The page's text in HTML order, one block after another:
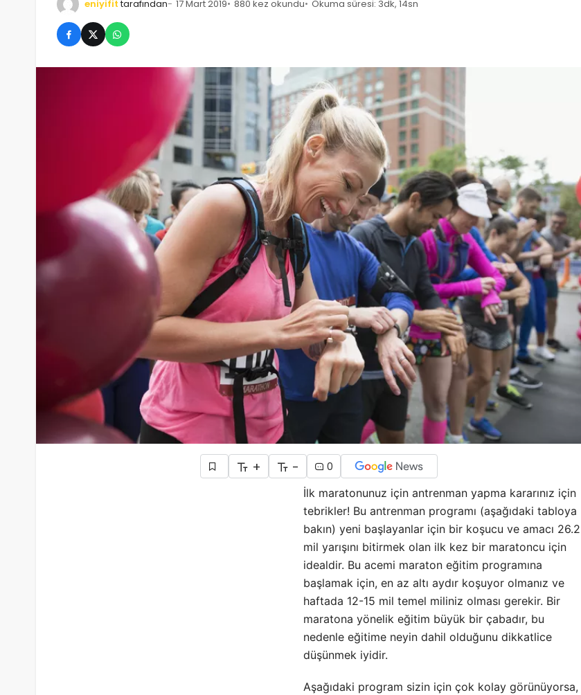
eniyifit tarafından 17 Mart 2019 880 kez okundu Okuma süresi: 3dk, 14sn
+ -
0
İlk maratonunuz için antrenman yapma kararınız için
tebrikler! Bu antrenman programı (aşağıdaki tabloya
bakın) yeni başlayanlar için bir koşucu ve amacı 26.2
mil yarışını bitirmek olan ilk kez bir maratoncu için
idealdir. Bu acemi maraton eğitim programına
başlamak için, en az altı aydır koşuyor olmanız ve
haftada 12-15 mil temel miliniz olması gerekir. Bir
maratona yönelik eğitim büyük bir çabadır, bu
nedenle eğitime neyin dahil olduğunu dikkatlice
düşünmek iyidir.
Aşağıdaki program sizin için çok kolay görünüyorsa,